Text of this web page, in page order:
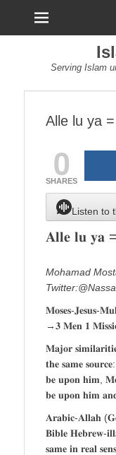
Serving Islam
Alle lu ya
0
SHARES
Listen to
𝐀𝐥𝐥𝐞 𝐥𝐮 𝐲𝐚
Mohamad
𝐌𝐨𝐬𝐞𝐬-𝐉𝐞𝐬𝐮𝐬-
→𝟑 𝐌𝐞𝐧 𝟏
𝐌𝐚𝐣𝐨𝐫
𝐭𝐡𝐞 𝐬𝐚𝐦𝐞
𝐛𝐞 𝐮𝐩𝐨𝐧 𝐡𝐢𝐦,
𝐛𝐞 𝐮𝐩𝐨𝐧 𝐡𝐢𝐦
𝐀𝐫𝐚𝐛𝐢𝐜-𝐀𝐥𝐥𝐚𝐡
𝐁𝐢𝐛𝐥𝐞 𝐇𝐞𝐛𝐫𝐞𝐰-
𝐬𝐚𝐦𝐞 𝐢𝐧 𝐫𝐞𝐚𝐥